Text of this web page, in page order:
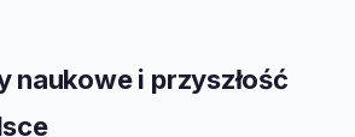
naukowe i przyszłość